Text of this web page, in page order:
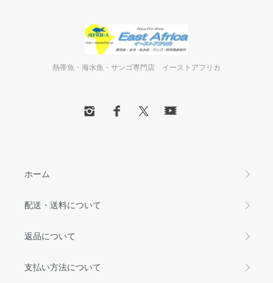
熱帯魚・海水魚・サンゴ専門店 イーストアフリカ
ホーム
配送・送料について
返品について
支払い方法について